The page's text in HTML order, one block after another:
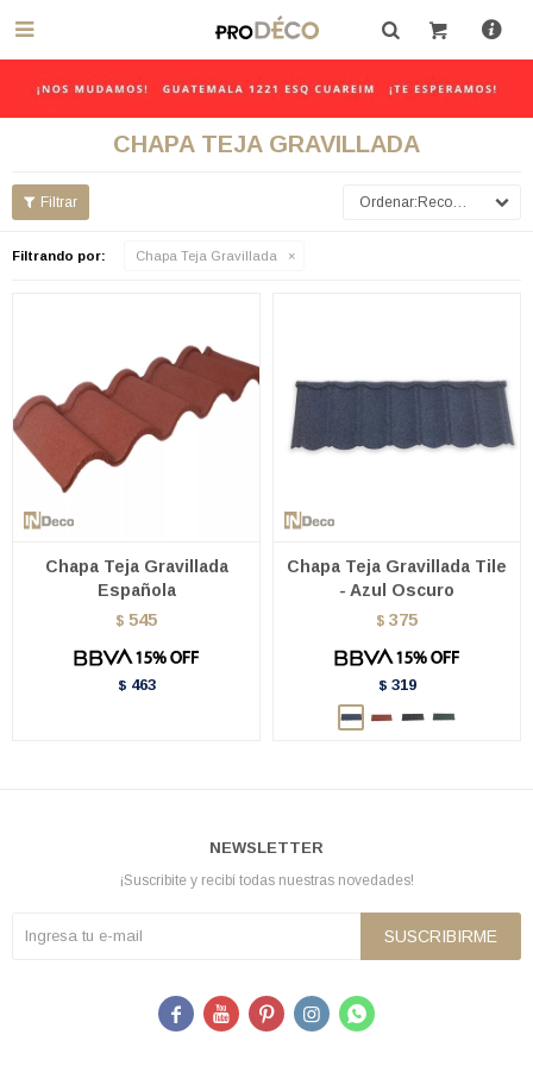

CHAPA TEJA GRAVILLADA
Recomendados
Filtrando por: Chapa Teja Gravillada
Chapa Teja Gravillada
Española
$ 545
$ 463
Chapa Teja Gravillada Tile
- Azul Oscuro
$ 375
$ 319
NEWSLETTER
¡Suscribite y recibí todas nuestras novedades!
SUSCRIBIRME
    